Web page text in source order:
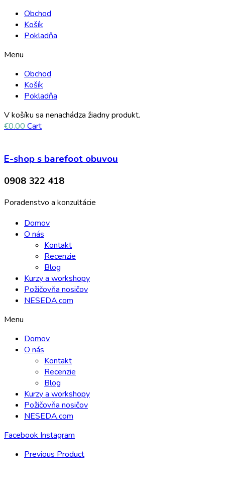
Obchod
Košík
Pokladňa
Menu
Obchod
Košík
Pokladňa
V košíku sa nenachádza žiadny produkt.
€0.00 Cart
E-shop s barefoot obuvou
0908 322 418
Poradenstvo a konzultácie
Domov
O nás
Kontakt
Recenzie
Blog
Kurzy a workshopy
Požičovňa nosičov
NESEDA.com
Menu
Domov
O nás
Kontakt
Recenzie
Blog
Kurzy a workshopy
Požičovňa nosičov
NESEDA.com
Facebook Instagram
Previous Product